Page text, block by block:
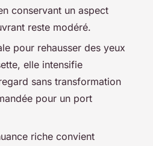
conservant un aspect
reste modéré.
pour rehausser des yeux
elle intensifie
sans transformation
pour un port
riche convient